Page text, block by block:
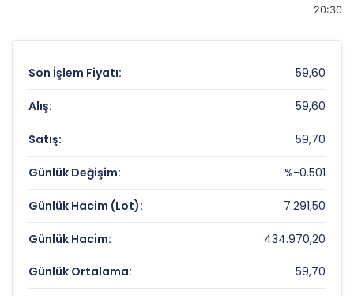
20:30
Son İşlem Fiyatı: 59,60
Alış: 59,60
Satış: 59,70
Günlük Değişim: %-0.501
Günlük Hacim (Lot): 7.291,50
Günlük Hacim: 434.970,20
Günlük Ortalama: 59,70